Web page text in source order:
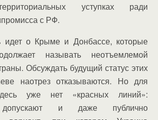
уступках ради
с РФ.
идет о Крыме и Донбассе, которые
называть неотъемлемой
Обсуждать будущий статус этих
наотрез отказываются. Но для
уже нет «красных линий»:
допускают и даже публично